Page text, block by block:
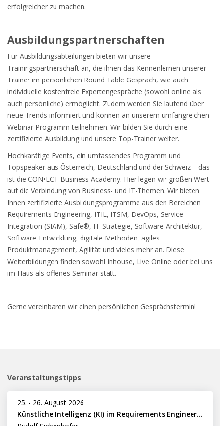
erfolgreicher zu machen.
Ausbildungs­partnerschaften
Für Ausbildungsabteilungen bieten wir unsere
Trainingspartnerschaft an, die ihnen das Kennenlernen unserer
Trainer im persönlichen Round Table Gespräch, wie auch
individuelle kostenfreie Expertengespräche (sowohl online als
auch persönliche) ermöglicht. Zudem werden Sie laufend über
neue Trends informiert und können an unserem umfangreichen
Webinar Programm teilnehmen. Wir bilden Sie durch eine
zertifizierte Ausbildung und unsere Top-Trainer weiter.
Hochkarätige Events, ein umfassendes Programm und
Topspeaker aus Österreich, Deutschland und der Schweiz – das
ist die CON•ECT Business Academy. Hier legen wir großen Wert
auf die Verbindung von Business- und IT-Themen. Wir bieten
Ihnen zertifizierte Ausbildungsprogramme aus den Bereichen
Requirements Engineering, ITIL, ITSM, DevOps, Service
Integration (SIAM), Safe®, IT-Strategie, Software-Architektur,
Software-Entwicklung, digitale Methoden, agiles
Produktmanagement, Agilität und vieles mehr an. Diese
Weiterbildungen finden sowohl Inhouse, Live Online oder bei uns
im Haus als offenes Seminar statt.
Gerne vereinbaren wir einen persönlichen Gesprächstermin!
Veranstaltungstipps
25. - 26. August 2026
Künstliche Intelligenz (KI) im Requirements Engineering erfolgreich einsetzen